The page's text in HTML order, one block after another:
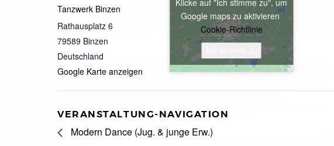
Tanzwerk Binzen
Rathausplatz 6
79589 Binzen
Deutschland
Google Karte anzeigen
Klicke auf "Ich stimme zu", um
Google maps zu aktivieren
Cookie-Richtlinie
VERANSTALTUNG-NAVIGATION
Modern Dance (Jug. & junge Erw.)